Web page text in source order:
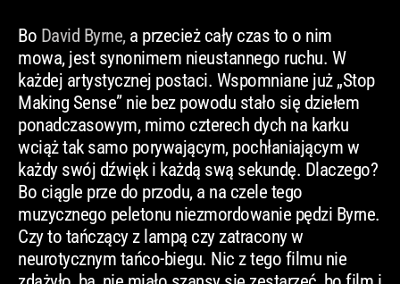
Bo David Byrne,a przecież cały czas to o nim
mowa, jest synonimem nieustannego ruchu. W
każdej artystycznej postaci. Wspomniane już „Stop
Making Sense” nie bez powodu stało się dziełem
ponadczasowym, mimo czterech dych na karku
wciąż tak samo porywającym, pochłaniającym w
każdy swój dźwięk i każdą swą sekundę. Dlaczego?
Bo ciągle prze do przodu, a na czele tego
muzycznego peletonu niezmordowanie pędzi Byrne.
Czy to tańczący z lampą czy zatracony w
neurotycznym tańco-biegu. Nic z tego filmu nie